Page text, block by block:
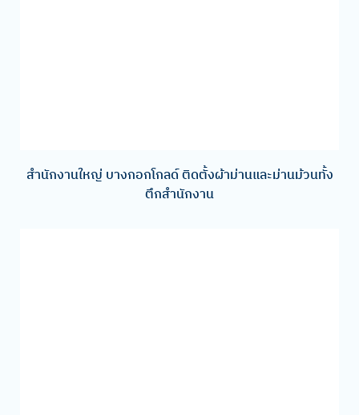
สํานักงานใหญ่ บางกอกโกลด์ ติดตั้งผ้าม่านและม่านม้วนทั้ง
ตึกสำนักงาน